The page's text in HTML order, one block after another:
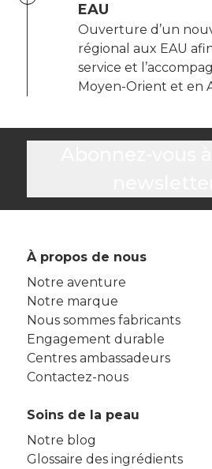
EAU
Ouverture d’un
régional aux EAU
service et
Moyen-Orient et en
À propos de nous
Notre aventure
Notre marque
Nous sommes fabricants
Engagement durable
Centres ambassadeurs
Contactez-nous
Soins de la peau
Notre blog
Glossaire des ingrédients